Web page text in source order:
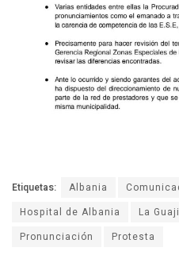
Etiquetas: Albania
Hospital de Albania
La
Pronunciación
Protesta